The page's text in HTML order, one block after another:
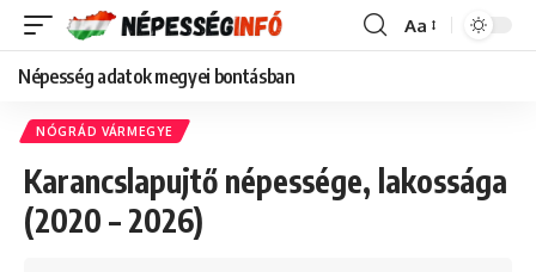
Font
Aa
Népesség adatok megyei bontásban
NÓGRÁD VÁRMEGYE
Karancslapujtő népessége, lakossága
(2020 – 2026)